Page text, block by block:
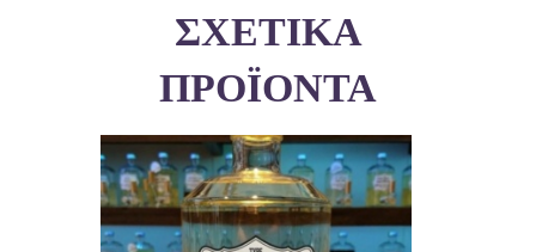
ΣΧΕΤΙΚΆ
ΠΡΟΪΌΝΤΑ